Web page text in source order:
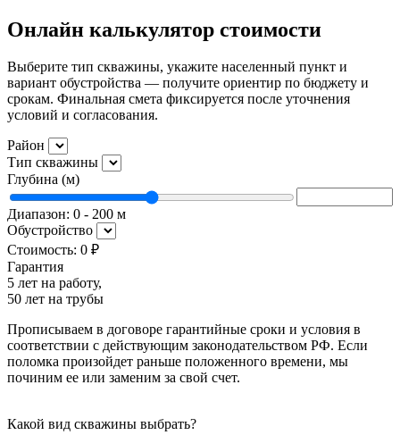
Онлайн калькулятор стоимости
Выберите тип скважины, укажите населенный пункт и
вариант обустройства — получите ориентир по бюджету и
срокам. Финальная смета фиксируется после уточнения
условий и согласования.
Район
Тип скважины
Глубина (м)
Диапазон: 0 - 200 м
Обустройство
Стоимость: 0 ₽
Гарантия
5 лет на работу,
50 лет на трубы
Прописываем в договоре гарантийные сроки и условия в
соответствии с действующим законодательством РФ. Если
поломка произойдет раньше положенного времени, мы
починим ее или заменим за свой счет.
Какой вид скважины выбрать?